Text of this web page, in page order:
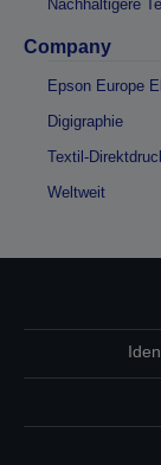
Nachhaltigere
Company
Epson Europe
Digigraphie
Textil-
Weltweit